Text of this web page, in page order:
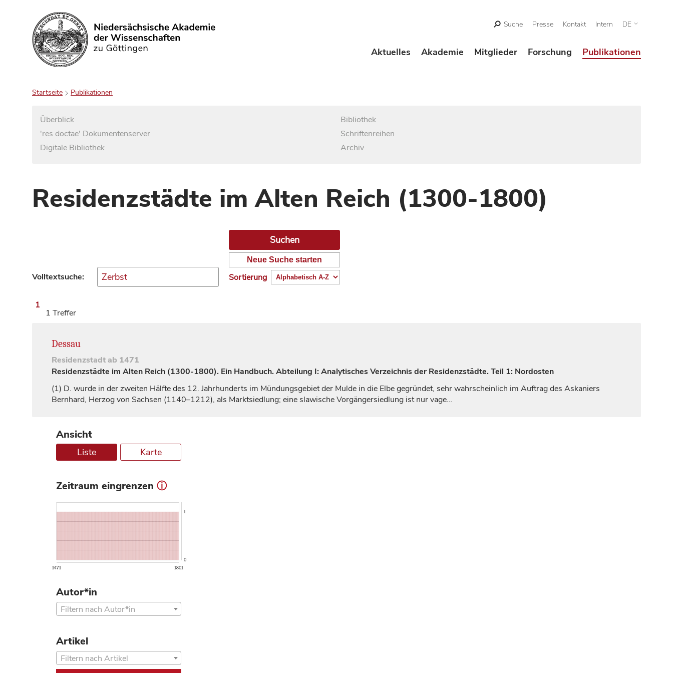
Suchen
Suche Presse Kontakt Intern DE
Aktuelles Akademie Mitglieder Forschung Publikationen
Startseite Publikationen
Überblick
'res doctae' Dokumentenserver
Digitale Bibliothek
Bibliothek
Schriftenreihen
Archiv
Residenzstädte im Alten Reich (1300-1800)
Volltextsuche:
Neue Suche starten
Sortierung
1
1 Treffer
Dessau
Residenzstadtab 1471
Residenzstädte im Alten Reich (1300-1800). Ein Handbuch. Abteilung I: Analytisches Verzeichnis der Residenzstädte. Teil 1: Nordosten
(1) D. wurde in der zweiten Hälfte des 12. Jahrhunderts im Mündungsgebiet der Mulde in die Elbe gegründet, sehr wahrscheinlich im Auftrag des Askaniers
Bernhard, Herzogvon Sachsen (1140–1212), als Marktsiedlung; eine slawische Vorgängersiedlung ist nur vage…
Ansicht
Liste Karte
Zeitraum eingrenzen ⓘ
1471 1801
0
1
Autor*in
Filtern nach Autor*in
Artikel
Filtern nach Artikel